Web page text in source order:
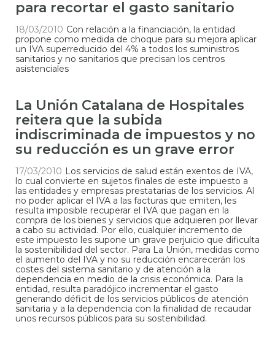
para recortar el gasto sanitario
18/03/2010 Con relación a la financiación, la entidad
propone como medida de choque para su mejora aplicar
un IVA superreducido del 4% a todos los suministros
sanitarios y no sanitarios que precisan los centros
asistenciales
La Unión Catalana de Hospitales
reitera que la subida
indiscriminada de impuestos y no
su reducción es un grave error
17/03/2010 Los servicios de salud están exentos de IVA,
lo cual convierte en sujetos finales de este impuesto a
las entidades y empresas prestatarias de los servicios. Al
no poder aplicar el IVA a las facturas que emiten, les
resulta imposible recuperar el IVA que pagan en la
compra de los bienes y servicios que adquieren por llevar
a cabo su actividad. Por ello, cualquier incremento de
este impuesto les supone un grave perjuicio que dificulta
la sostenibilidad del sector. Para La Unión, medidas como
el aumento del IVA y no su reducción encarecerán los
costes del sistema sanitario y de atención a la
dependencia en medio de la crisis económica. Para la
entidad, resulta paradójico incrementar el gasto
generando déficit de los servicios públicos de atención
sanitaria y a la dependencia con la finalidad de recaudar
unos recursos públicos para su sostenibilidad.